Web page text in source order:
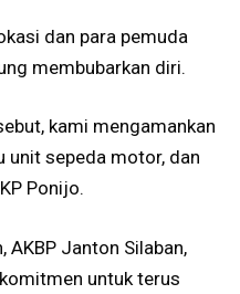
dan para pemuda
membubarkan diri.
kami mengamankan
unit sepeda motor, dan
Ponijo.
AKBP Janton Silaban,
untuk terus